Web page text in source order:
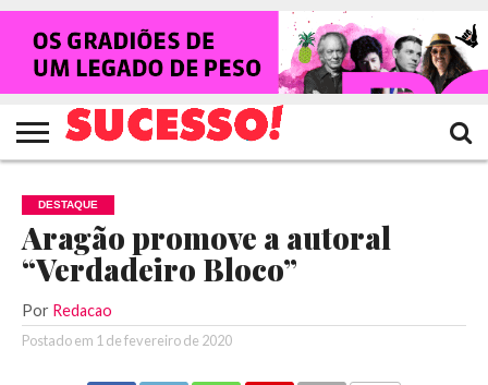
HOME
NOTÍCIAS
SHOWS
ENTREVISTAS
CLIQUES
RANKING
CROWLEY
TV
SUCESSO!
REVISTA
SUCESSO!
DESTAQUE
Aragão promove a autoral
“Verdadeiro Bloco”
Por Redacao
Postado em 1 de fevereiro de 2020